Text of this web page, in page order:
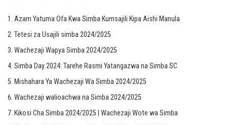
Azam Yatuma Ofa Kwa Simba Kumsajili Kipa Aishi Manula
Tetesi za Usajili simba 2024/2025
Wachezaji Wapya Simba 2024/2025
Simba Day 2024: Tarehe Rasmi Yatangazwa na Simba SC
Mishahara Ya Wachezaji Wa Simba 2024/2025
Wachezaji walioachwa na Simba 2024/2025
Kikosi Cha Simba 2024/2025 | Wachezaji Wote wa Simba